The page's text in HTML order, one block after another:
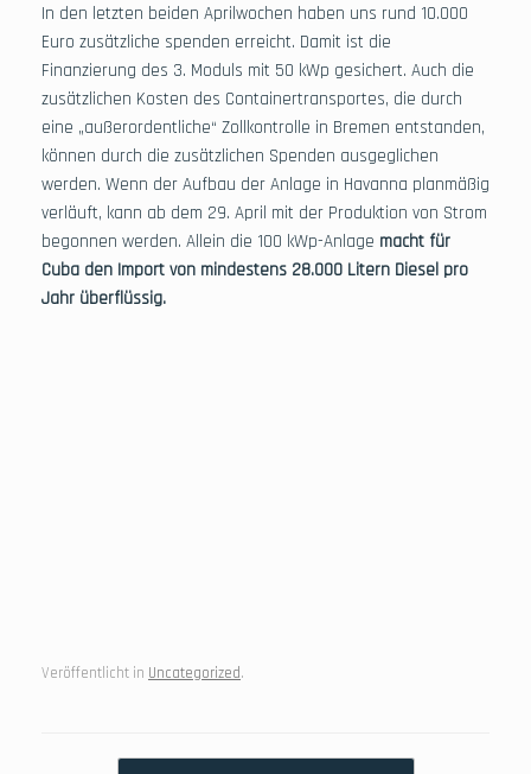
In den letzten beiden Aprilwochen haben uns rund 10.000
Euro zusätzliche spenden erreicht. Damit ist die
Finanzierung des 3. Moduls mit 50 kWp gesichert. Auch die
zusätzlichen Kosten des Containertransportes, die durch
eine „außerordentliche“ Zollkontrolle in Bremen entstanden,
können durch die zusätzlichen Spenden ausgeglichen
werden. Wenn der Aufbau der Anlage in Havanna planmäßig
verläuft, kann ab dem 29. April mit der Produktion von Strom
begonnen werden. Allein die 100 kWp-Anlage macht für
Cuba den Import von mindestens 28.000 Litern Diesel pro
Jahr überflüssig.
Veröffentlicht in Uncategorized.